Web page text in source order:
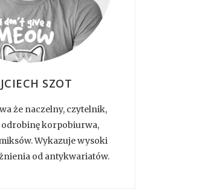
SZOT
że naczelny, czytelnik,
odrobinę korpobiurwa,
Wykazuje wysoki
od antykwariatów.